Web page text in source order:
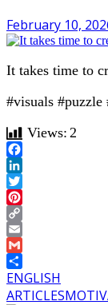
February 10,
It takes time to
#visuals #puzzle
Views: 2
Facebook
LinkedIn
Twitter
Pinterest
Copy
Link
Email
Gmail
Share
ENGLISH
ARTICLES